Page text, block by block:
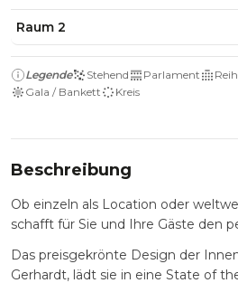
Raum 2
Legende Stehend Parlament
Gala / Bankett
Kreis
Beschreibung
Ob einzeln als Location oder
schafft für Sie und Ihre Gäste den
Das preisgekrönte Design der
Gerhardt, lädt sie in eine State of